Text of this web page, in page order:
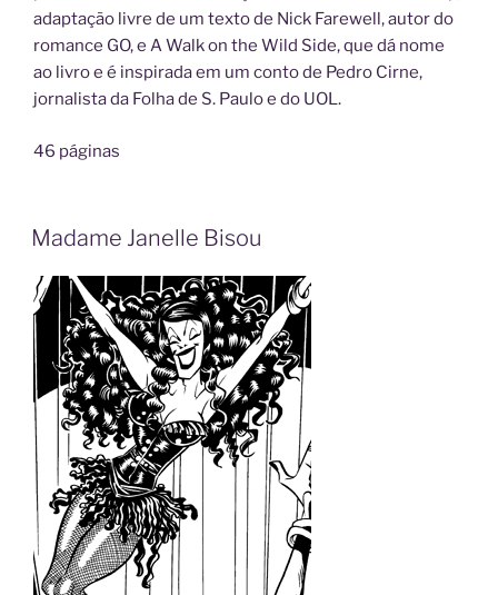
adaptação livre de um texto de Nick Farewell, autor do
romance GO, e A Walk on the Wild Side, que dá nome
ao livro e é inspirada em um conto de Pedro Cirne,
jornalista da Folha de S. Paulo e do UOL.
46 páginas
Madame Janelle Bisou